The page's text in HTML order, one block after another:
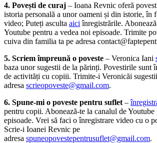
4. Povești de curaj – Ioana Revnic oferă
istoria personală a unor oameni și din istorie, în
video; Puteți asculta aici înregistrările.
Youtube pentru a vedea noi episoade. Trimite
cuiva din familia ta pe adresa
5. Scriem împreună o poveste – Veronica Iani
baza unor sugestii de la părinți. Povestirile sunt
de activități cu copiii. Trimite-i Veronicăi
adresa scrieopoveste@gmail.com.
6. Spune-mi o poveste pentru suflet –
pentru copii. Abonează-te la canalul de Youtube
episoade. Vrei să faci o înregistrare video cu o
Scrie-i Ioanei Revnic pe
adresa spuneopovestepentrusuflet@gmail.com.